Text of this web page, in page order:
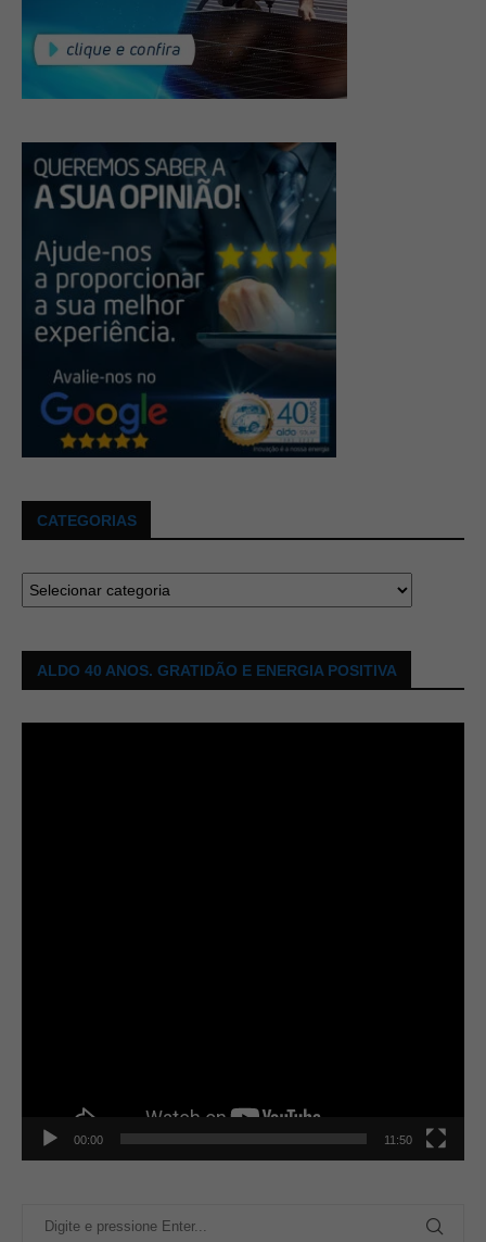
CATEGORIAS
ALDO 40 ANOS. GRATIDÃO E ENERGIA POSITIVA
00:00 11:50